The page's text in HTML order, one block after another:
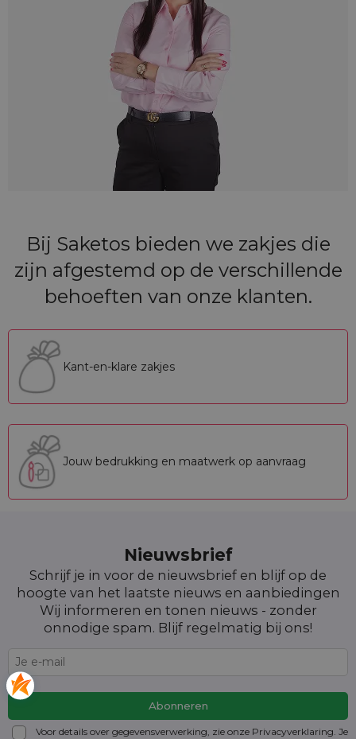
Bij Saketos bieden we zakjes die
zijn afgestemd op de verschillende
behoeften van onze klanten.
Kant-en-klare zakjes
Jouw bedrukking en maatwerk op aanvraag
Nieuwsbrief
Schrijf je in voor de nieuwsbrief en blijf op de
hoogte van het laatste nieuws en aanbiedingen
Wij informeren en tonen nieuws - zonder
onnodige spam. Blijf regelmatig bij ons!
Voor details over gegevensverwerking, zie onze Privacyverklaring. Je